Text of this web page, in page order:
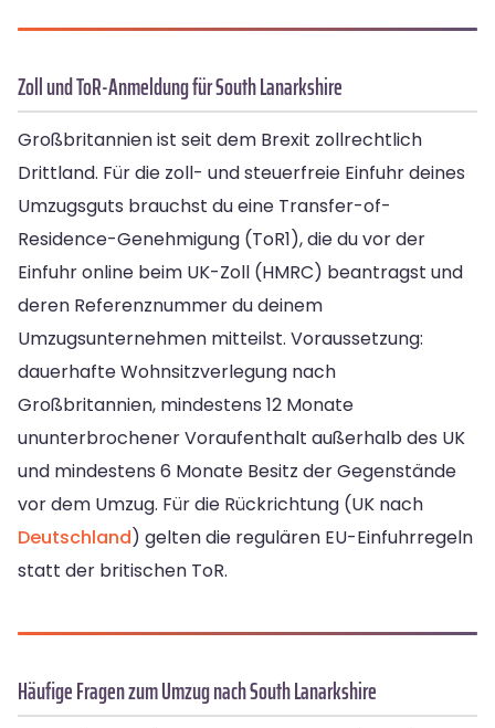
Zoll und ToR-Anmeldung für South Lanarkshire
Großbritannien ist seit dem Brexit zollrechtlich
Drittland. Für die zoll- und steuerfreie Einfuhr deines
Umzugsguts brauchst du eine Transfer-of-
Residence-Genehmigung (ToR1), die du vor der
Einfuhr online beim UK-Zoll (HMRC) beantragst und
deren Referenznummer du deinem
Umzugsunternehmen mitteilst. Voraussetzung:
dauerhafte Wohnsitzverlegung nach
Großbritannien, mindestens 12 Monate
ununterbrochener Voraufenthalt außerhalb des UK
und mindestens 6 Monate Besitz der Gegenstände
vor dem Umzug. Für die Rückrichtung (UK nach
Deutschland) gelten die regulären EU-Einfuhrregeln
statt der britischen ToR.
Häufige Fragen zum Umzug nach South Lanarkshire